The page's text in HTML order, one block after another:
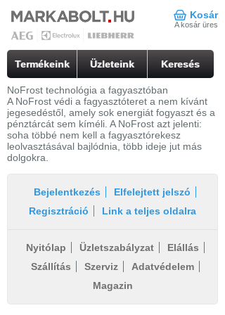
Kosár
A kosár üres
Termékeink Üzleteink Keresés
NoFrost technológia a fagyasztóban
A NoFrost védi a fagyasztóteret a nem kívánt
jegesedéstől, amely sok energiát fogyaszt és a
pénztárcát sem kíméli. A NoFrost azt jelenti:
soha többé nem kell a fagyasztórekesz
leolvasztásával bajlódnia, több ideje jut más
dolgokra.
Bejelentkezés
Elfelejtett jelszó
Regisztráció
Link a teljes oldalra
Nyitólap Üzletszabályzat
Elállás
Szállítás
Szerviz
Adatvédelem
Magazin